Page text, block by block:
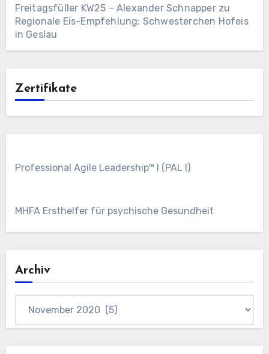
Freitagsfüller KW25 – Alexander Schnapperzu
Regionale Eis-Empfehlung: Schwesterchen Hofeis
in Geslau
Zertifikate
Professional Agile Leadership™ I (PAL I)
MHFA Ersthelfer für psychische Gesundheit
Archiv